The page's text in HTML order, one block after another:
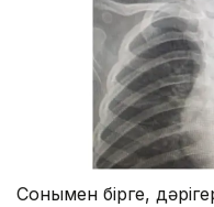
Сонымен бірге,